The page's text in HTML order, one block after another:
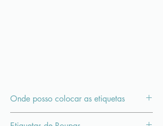
Onde posso colocar as etiquetas